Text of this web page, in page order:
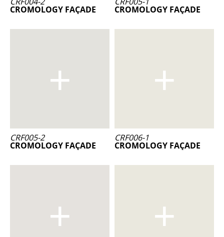
CROMOLOGY FAÇADE CROMOLOGY FAÇADE
CRF005-2
CROMOLOGY FAÇADE
CRF006-1
CROMOLOGY FAÇADE